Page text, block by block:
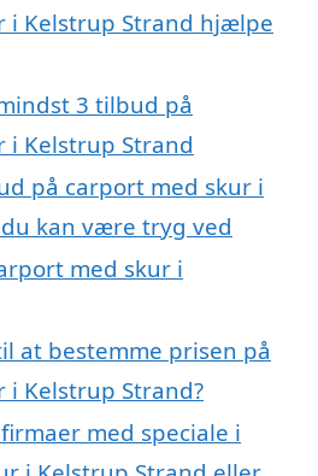
i Kelstrup Strand hjælpe
3 tilbud på
i Kelstrup Strand
på carport med skur i
kan være tryg ved
med skur i
at bestemme prisen på
i Kelstrup Strand?
med speciale i